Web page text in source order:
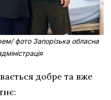
фото Запорізька обласна
добре та вже